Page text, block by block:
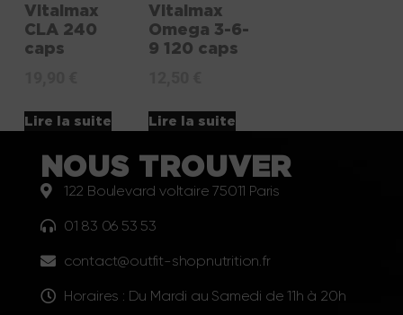
Vitalmax
CLA 240
caps
Lire la suite
Vitalmax
Omega 3-6-
9 120 caps
Lire la suite
NOUS TROUVER
122 Boulevard voltaire 75011 Paris
01 83 06 53 53
contact@outfit-shopnutrition.fr
Horaires : Du Mardi au Samedi de 11h à 20h